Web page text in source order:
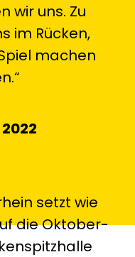
wir uns. Zu
im Rücken,
machen
setzt wie
die Oktober-